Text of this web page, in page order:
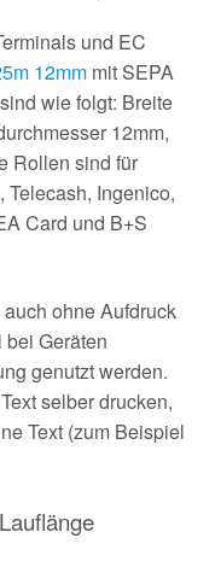
und EC
12mm mit SEPA
wie folgt: Breite
12mm,
Rollen sind für
Ingenico,
Card und B+S
ohne Aufdruck
Geräten
genutzt werden.
selber drucken,
Text (zum Beispiel